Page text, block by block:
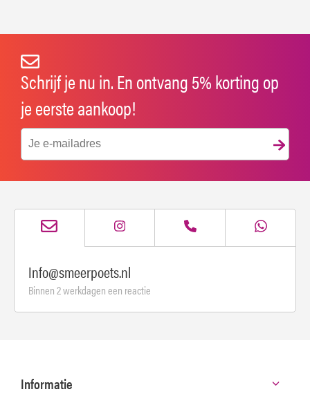
Schrijf je nu in. En ontvang 5% korting op
je eerste aankoop!
Info@smeerpoets.nl
Binnen 2 werkdagen een reactie
Informatie